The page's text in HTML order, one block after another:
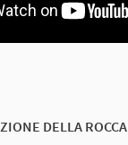
DELLA ROCCA